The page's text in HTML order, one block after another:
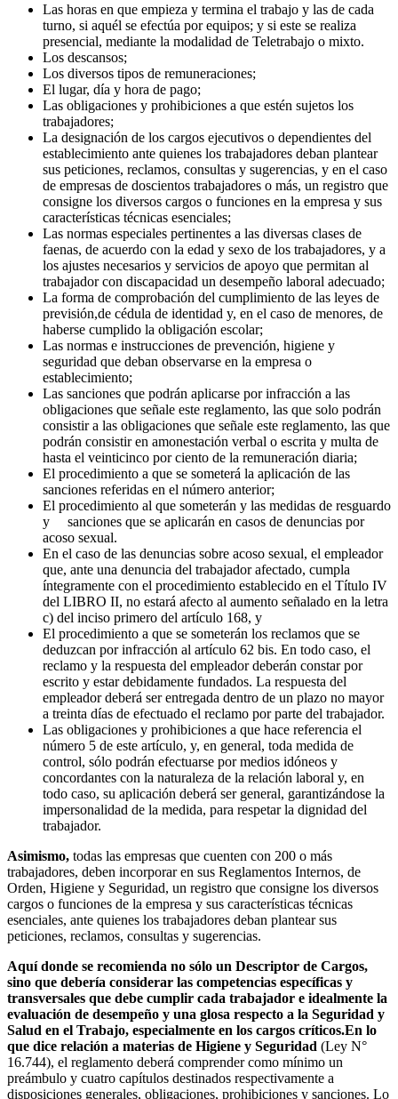
Las horas en que empieza y termina el trabajo y las de cada
turno, si aquél se efectúa por equipos; y si este se realiza
presencial, mediante la modalidad de Teletrabajo o mixto.
Los descansos;
Los diversos tipos de remuneraciones;
El lugar, día y hora de pago;
Las obligaciones y prohibiciones a que estén sujetos los
trabajadores;
La designación de los cargos ejecutivos o dependientes del
establecimiento ante quienes los trabajadores deban plantear
sus peticiones, reclamos, consultas y sugerencias, y en el caso
de empresas de doscientos trabajadores o más, un registro que
consigne los diversos cargos o funciones en la empresa y sus
características técnicas esenciales;
Las normas especiales pertinentes a las diversas clases de
faenas, de acuerdo con la edad y sexo de los trabajadores, y a
los ajustes necesarios y servicios de apoyo que permitan al
trabajador con discapacidad un desempeño laboral adecuado;
La forma de comprobación del cumplimiento de las leyes de
previsión,de cédula de identidad y, en el caso de menores, de
haberse cumplido la obligación escolar;
Las normas e instrucciones de prevención, higiene y
seguridad que deban observarse en la empresa o
establecimiento;
Las sanciones que podrán aplicarse por infracción a las
obligaciones que señale este reglamento, las que solo podrán
consistir a las obligaciones que señale este reglamento, las que
podrán consistir en amonestación verbal o escrita y multa de
hasta el veinticinco por ciento de la remuneración diaria;
El procedimiento a que se someterá la aplicación de las
sanciones referidas en el número anterior;
El procedimiento al que someterán y las medidas de resguardo
y sanciones que se aplicarán en casos de denuncias por
acoso sexual.
En el caso de las denuncias sobre acoso sexual, el empleador
que, ante una denuncia del trabajador afectado, cumpla
íntegramente con el procedimiento establecido en el Título IV
del LIBRO II, no estará afecto al aumento señalado en la letra
c) del inciso primero del artículo 168, y
El procedimiento a que se someterán los reclamos que se
deduzcan por infracción al artículo 62 bis. En todo caso, el
reclamo y la respuesta del empleador deberán constar por
escrito y estar debidamente fundados. La respuesta del
empleador deberá ser entregada dentro de un plazo no mayor
a treinta días de efectuado el reclamo por parte del trabajador.
Las obligaciones y prohibiciones a que hace referencia el
número 5 de este artículo, y, en general, toda medida de
control, sólo podrán efectuarse por medios idóneos y
concordantes con la naturaleza de la relación laboral y, en
todo caso, su aplicación deberá ser general, garantizándose la
impersonalidad de la medida, para respetar la dignidad del
trabajador.
Asimismo, todas las empresas que cuenten con 200 o más
trabajadores, deben incorporar en sus Reglamentos Internos, de
Orden, Higiene y Seguridad, un registro que consigne los diversos
cargos o funciones de la empresa y sus características técnicas
esenciales, ante quienes los trabajadores deban plantear sus
peticiones, reclamos, consultas y sugerencias.
Aquí donde se recomienda no sólo un Descriptor de Cargos,
sino que debería considerar las competencias específicas y
transversales que debe cumplir cada trabajador e idealmente la
evaluación de desempeño y una glosa respecto a la Seguridad y
Salud en el Trabajo, especialmente en los cargos críticos.En lo
que dice relación a materias de Higiene y Seguridad (Ley N°
16.744), el reglamento deberá comprender como mínimo un
preámbulo y cuatro capítulos destinados respectivamente a
disposiciones generales, obligaciones, prohibiciones y sanciones. Lo